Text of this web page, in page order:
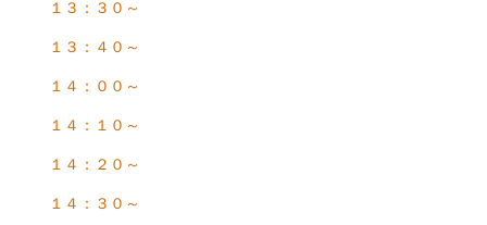
１３：３０～
１３：４０～
１４：００～
１４：１０～
１４：２０～
１４：３０～